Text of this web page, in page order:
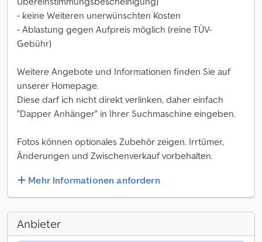
- keine Weiteren unerwünschten Kosten
- Ablastung gegen Aufpreis möglich (reine TÜV-
Gebühr)
Weitere Angebote und Informationen finden Sie auf
unserer Homepage.
Diese darf ich nicht direkt verlinken, daher einfach
"Dapper Anhänger" in Ihrer Suchmaschine eingeben.
Fotos können optionales Zubehör zeigen. Irrtümer,
Änderungen und Zwischenverkauf vorbehalten.
Mehr Informationen anfordern
Anbieter